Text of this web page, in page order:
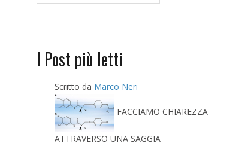
I Post più letti
Scritto da Marco Neri
FACCIAMO CHIAREZZA
ATTRAVERSO UNA SAGGIA